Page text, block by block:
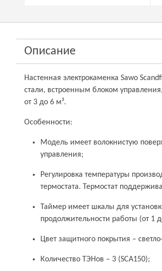
Описание
Настенная электрокаменка Sawo
стали, встроенным блоком
от 3 до 6 м³.
Особенности:
Модель имеет волокнистую
управления;
Регулировка температуры
термостата. Термостат
Таймер имеет шкалы для
продолжительности работы (от 1
Цвет защитного покрытия –
Количество ТЭНов – 3 (SCA150);